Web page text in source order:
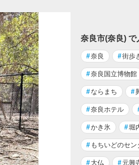
奈良市(奈良) で
#奈良 #街歩
#奈良国立博物館
# ならまち #
#奈良ホテル
#かき氷 #堀
# もちいどのセン
# 大仏 # 元興